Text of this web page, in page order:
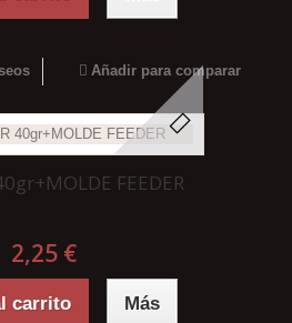
Añadir para comparar
FEEDER
2,25 €
carrito Más